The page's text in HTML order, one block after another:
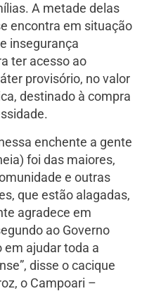
A metade delas
encontra em situação
insegurança
ter acesso ao
provisório, no valor
destinado à compra
enchente a gente
foi das maiores,
e outras
que estão alagadas,
agradece em
ao Governo
em ajudar toda a
disse o cacique
o Campoari –